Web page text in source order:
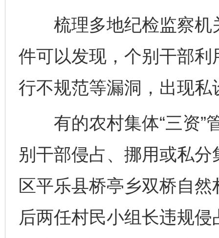
梳理多地纪检监察机
件可以发现，个别干部利
行不规范等漏洞，出现私
有的农村集体“三资”
别干部侵占、挪用或私
区平乐县桥亭乡双桥自
后两任村民小组长违规